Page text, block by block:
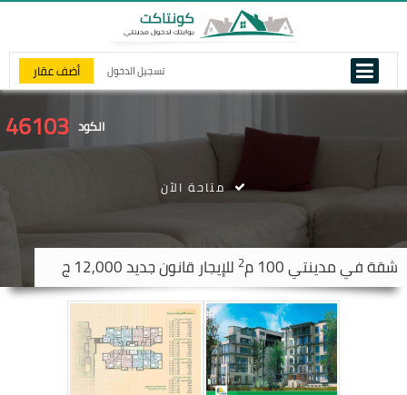
تسجيل الدخول أضف عقار
الكود 46103
شقة فيمدينتي 2 للإيجار قانون جديد 12,000 ج
متاحة الآن